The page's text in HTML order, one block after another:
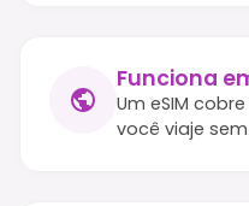
Funciona
Um eSIM
você viaje